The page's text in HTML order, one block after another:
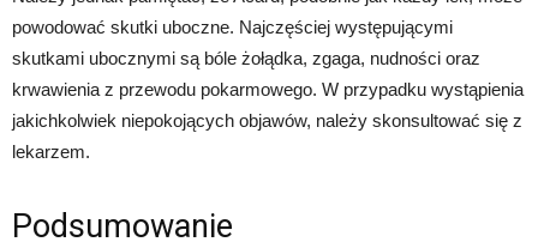
powodować skutki uboczne. Najczęściej występującymi
skutkami ubocznymi są bóle żołądka, zgaga, nudności oraz
krwawienia z przewodu pokarmowego. W przypadku wystąpienia
jakichkolwiek niepokojących objawów, należy skonsultować się z
lekarzem.
Podsumowanie